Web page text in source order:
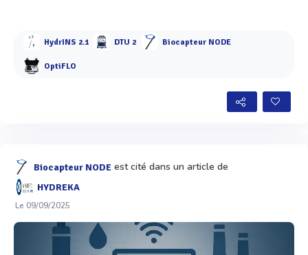
HydrINS 2.1 DTU 2 Biocapteur NODE
OptiFLO
Biocapteur NODE est cité dans un article de
HYDREKA
Le 09/09/2025